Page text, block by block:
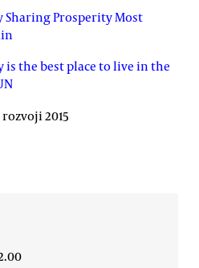
Sharing Prosperity Most
is the best place to live in the
2015